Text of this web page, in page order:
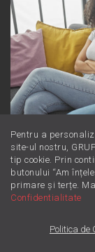
Dincolo
iritare?
Pentru a
site-ul nostru,
tip cookie. Prin
butonului “Am
primare și terțe.
Confidentialitate
Politica de